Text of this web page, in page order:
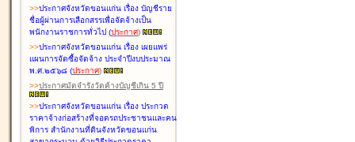
>>ประกาศจังหวัดขอนแก่น เรื่อง บัญชีราย
ชื่อผู้ผ่านการเลือกสรรเพื่อจัดจ้างเป็น
พนักงานราชการทั่วไป (ประกาศ)
>>ประกาศจังหวัดขอนแก่น เรื่อง เผยแพร่
แผนการจัดซื้อจัดจ้าง ประจำปีงบประมาณ
พ.ศ.๒๕๖๘ (ประกาศ)
>>ประกาศมัดจำรังวัดค้างบัญชีเกิน 5 ปี
>>ประกาศจังหวัดขอนแก่น เรื่อง ประกวด
ราคาจ้างก่อสร้างที่จอดรถประชาชนและคน
พิการ สำนักงานที่ดินจังหวัดขอนแก่น